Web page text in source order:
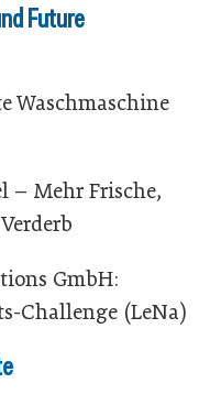
Future
Waschmaschine
– Mehr Frische,
GmbH:
Challenge (LeNa)